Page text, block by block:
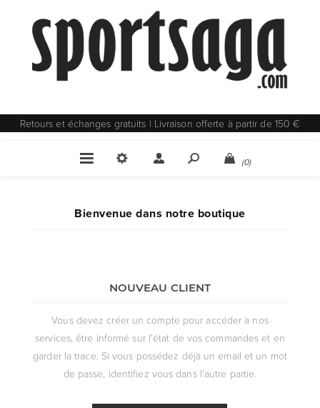
Retours et échanges gratuits | Livraison offerte à partir de 150 €
(0)
Bienvenue dans notre boutique
NOUVEAU CLIENT
Vous devez créer un compte pour accéder à nos
services, être informé sur l'état de vos commandes et en
garder la trace. Si vous possédez déjà un email et un mot
de passe, identifiez vous dans l'autre partie.